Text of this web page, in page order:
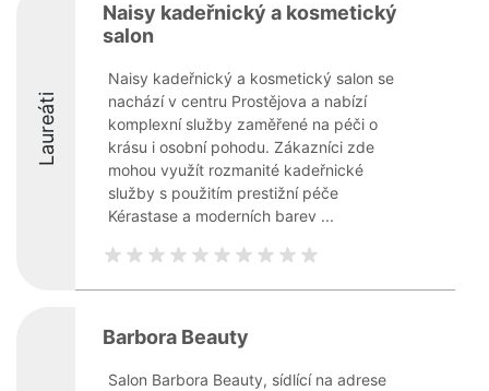
Laureáti
Naisy kadeřnický a kosmetický
salon
Naisy kadeřnický a kosmetický salon se
nachází v centru Prostějova a nabízí
komplexní služby zaměřené na péči o
krásu i osobní pohodu. Zákazníci zde
mohou využít rozmanité kadeřnické
služby s použitím prestižní péče
Kérastase a moderních barev ...
Barbora Beauty
Salon Barbora Beauty, sídlící na adrese